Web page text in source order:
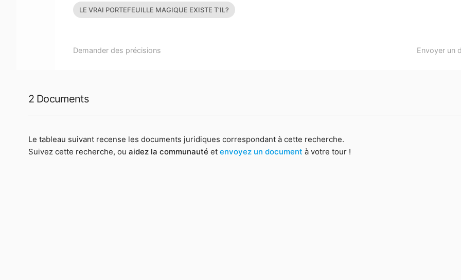
LE VRAI PORTEFEUILLE MAGIQUE EXISTE T’IL?
Demander des précisions Envoyer un
2 Documents
Le tableau suivant recense les documents juridiques correspondant à cette recherche.
Suivez cette recherche, ou aidez la communauté et envoyez un document à votre tour !